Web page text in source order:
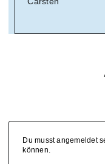
Du musst angemeldet
können.